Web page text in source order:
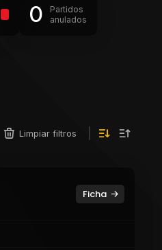
0
Partidos
anulados
Limpiar filtros
Ficha